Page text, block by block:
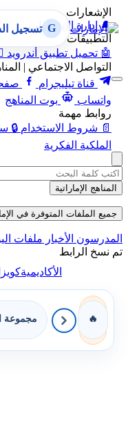
الإشعارات
🔔 إدارة الإشعارات
التطبيقات
🤖 تحميل تطبيق أندرويد
التواصل الاجتماعي |
قناة تيليجرام
واتساب
بوت المناهج
روابط مهمة
📄 شروط الاستخدام 🔒
الملكية الفكرية
G تسجيل
المناهج الإماراتية
جميع الملفات المتوفرة في الإمارات
المدرسون الأخبار ملفات
تم نسخ الرابط
الأكاديمية
🔥 مجموعة